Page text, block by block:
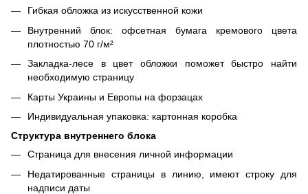
Гибкая обложка из искусственной кожи
Внутренний блок: офсетная бумага кремового цвета
плотностью 70 г/м²
Закладка-лесе в цвет обложки поможет быстро найти
необходимую страницу
Карты Украины и Европы на форзацах
Индивидуальная упаковка: картонная коробка
Структура внутреннего блока
Страница для внесения личной информации
Недатированные страницы в линию, имеют строку для
надписи даты